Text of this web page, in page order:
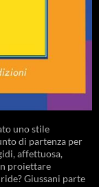
uno stile
di partenza per
affettuosa,
proiettare
Giussani parte